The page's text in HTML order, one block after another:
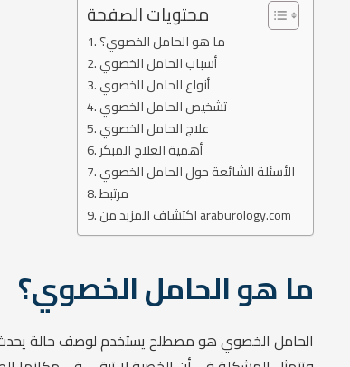
محتويات الصفحة
ما هو الحامل الخصوي؟
أسباب الحامل الخصوي
أنواع الحامل الخصوي
تشخيص الحامل الخصوي
علاج الحامل الخصوي
أهمية العلاج المبكر
الأسئلة الشائعة حول الحامل الخصوي
مرتبط
اكتشاف المزيد من araburology.com
ما هو الحامل الخصوي؟
الحامل الخصوي هو مصطلح يستخدم لوصف حالة يحدث